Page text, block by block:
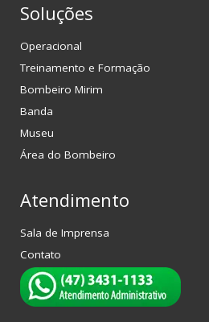
Soluções
Operacional
Treinamento e Formação
Bombeiro Mirim
Banda
Museu
Área do Bombeiro
Atendimento
Sala de Imprensa
Contato